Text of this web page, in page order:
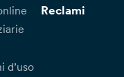
Reclami
d’uso